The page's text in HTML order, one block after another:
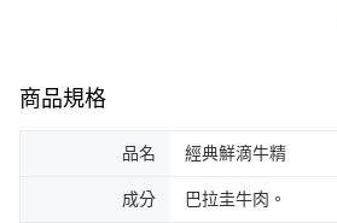
商品規格
品名 經典鮮滴牛精
成分 巴拉圭牛肉。